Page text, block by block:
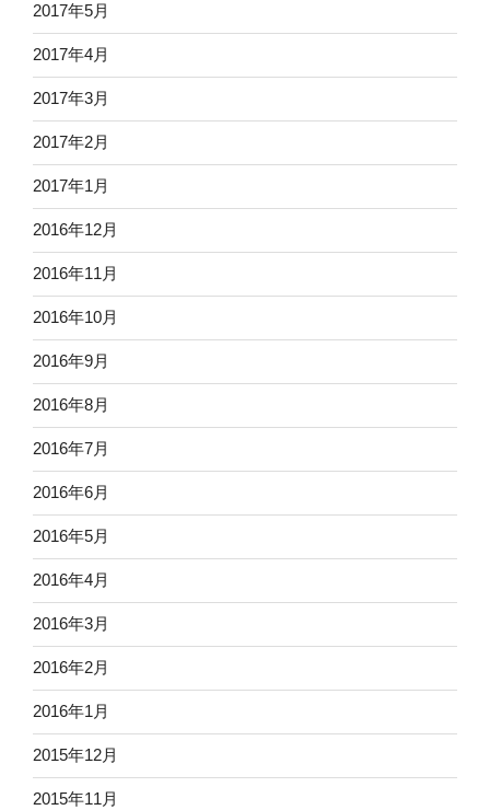
2017年5月
2017年4月
2017年3月
2017年2月
2017年1月
2016年12月
2016年11月
2016年10月
2016年9月
2016年8月
2016年7月
2016年6月
2016年5月
2016年4月
2016年3月
2016年2月
2016年1月
2015年12月
2015年11月